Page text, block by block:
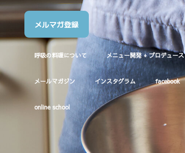
メルマガ登録
呼吸の料理について メニュー開発 + プロデュース
メールマガジン インスタグラム facebook
online school